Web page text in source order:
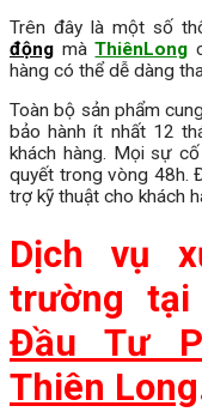
Trên đây là một số
động màThiênLong
hàng có thể dễ dàng
Toàn bộ sản phẩm
bảo hành ít nhất 12
khách hàng. Mọi sự
quyết trong vòng 48h.
trợ kỹ thuật cho khách
Dịch vụ
trường
Đầu Tư
Thiên Long